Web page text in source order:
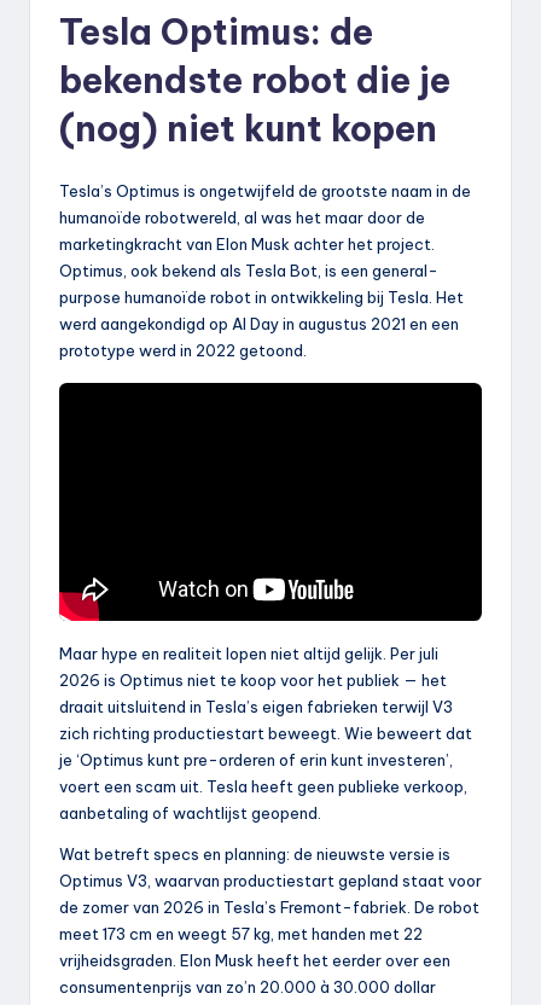
Tesla Optimus: de
bekendste robot die je
(nog) niet kunt kopen
Tesla’s Optimus is ongetwijfeld de grootste naam in de
humanoïde robotwereld, al was het maar door de
marketingkracht van Elon Musk achter het project.
Optimus, ook bekend als Tesla Bot, is een general-
purpose humanoïde robot in ontwikkeling bij Tesla. Het
werd aangekondigd op AI Day in augustus 2021 en een
prototype werd in 2022 getoond.
Maar hype en realiteit lopen niet altijd gelijk. Per juli
2026 is Optimus niet te koop voor het publiek — het
draait uitsluitend in Tesla’s eigen fabrieken terwijl V3
zich richting productiestart beweegt. Wie beweert dat
je ‘Optimus kunt pre-orderen of erin kunt investeren’,
voert een scam uit. Tesla heeft geen publieke verkoop,
aanbetaling of wachtlijst geopend.
Wat betreft specs en planning: de nieuwste versie is
Optimus V3, waarvan productiestart gepland staat voor
de zomer van 2026 in Tesla’s Fremont-fabriek. De robot
meet 173 cm en weegt 57 kg, met handen met 22
vrijheidsgraden. Elon Musk heeft het eerder over een
consumentenprijs van zo’n 20.000 à 30.000 dollar